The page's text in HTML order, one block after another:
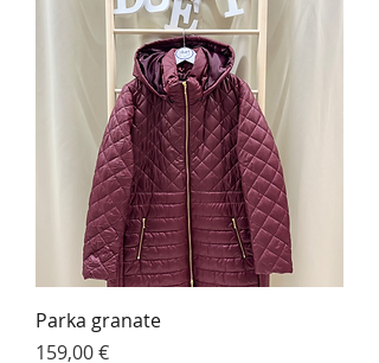
Parka granate
Precio
159,00 €